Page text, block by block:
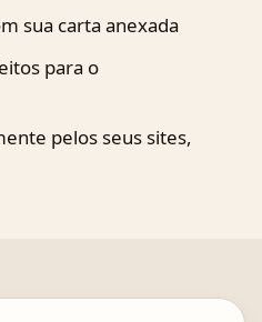
sua carta anexada
para o
pelos seus sites,